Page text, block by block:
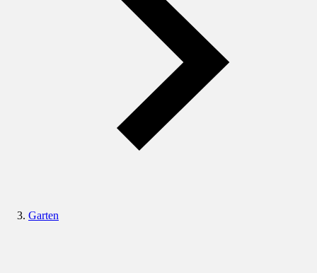
Garten